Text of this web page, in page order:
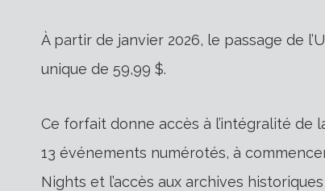
À partir de janvier 2026, le passage de
unique de 59,99 $.
Ce forfait donne accès à l’intégralité de
13 événements numérotés, à
Nights et l’accès aux archives